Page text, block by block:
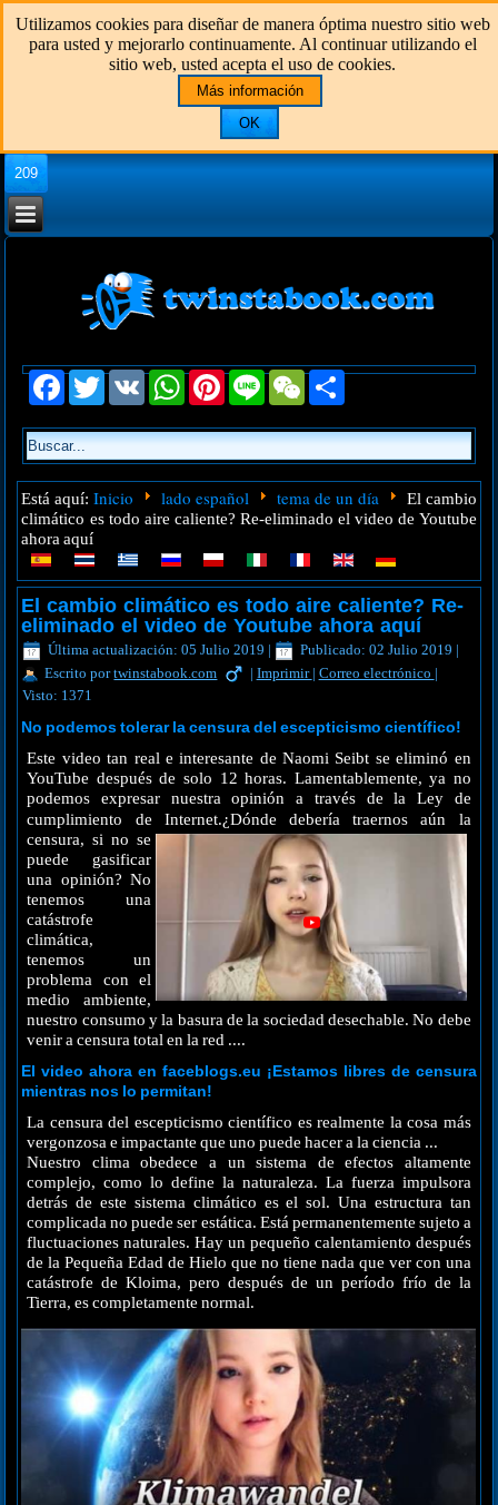
Utilizamos cookies para diseñar de manera óptima nuestro sitio web
para usted y mejorarlo continuamente. Al continuar utilizando el
sitio web, usted acepta el uso de cookies.
Más información
OK
209
FacebookTwitterVK WhatsAppPinterest
Line WeChatShare
Está aquí:Inicio lado español tema de un día
El cambio
climático es todo aire caliente? Re-eliminado el video de Youtube
ahora aquí
El cambio climático es todo aire caliente? Re-
eliminado el video de Youtube ahora aquí
Última actualización: 05 Julio 2019 | Publicado: 02 Julio 2019 |
Escrito portwinstabook.com | Imprimir | Correo electrónico |
Visto: 1371
No podemos tolerar la censura del escepticismo científico!
Este video tan real e interesante de Naomi Seibt se eliminó en
YouTube después de solo 12 horas. Lamentablemente, ya no
podemos expresar nuestra opinión a través de la Ley de
cumplimiento de Internet.¿Dónde debería traernos aún la
censura, si no se
puede gasificar
una opinión? No
tenemos una
catástrofe
climática,
tenemos un
problema con el
medio ambiente,
nuestro consumo y la basura de la sociedad desechable. No debe
venir a censura total en la red ....
El video ahora en faceblogs.eu ¡Estamos libres de censura
mientras nos lo permitan!
La censura del escepticismo científico es realmente la cosa más
vergonzosa e impactante que uno puede hacer a la ciencia ...
Nuestro clima obedece a un sistema de efectos altamente
complejo, como lo define la naturaleza. La fuerza impulsora
detrás de este sistema climático es el sol. Una estructura tan
complicada no puede ser estática. Está permanentemente sujeto a
fluctuaciones naturales. Hay un pequeño calentamiento después
de la Pequeña Edad de Hielo que no tiene nada que ver con una
catástrofe de Kloima, pero después de un período frío de la
Tierra, es completamente normal.